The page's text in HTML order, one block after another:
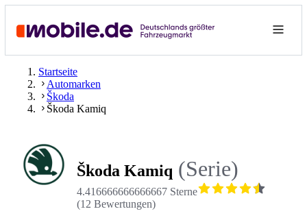
Startseite
Automarken
Škoda
Škoda Kamiq
Škoda Kamiq (Serie)
4.416666666666667 Sterne
(12 Bewertungen)